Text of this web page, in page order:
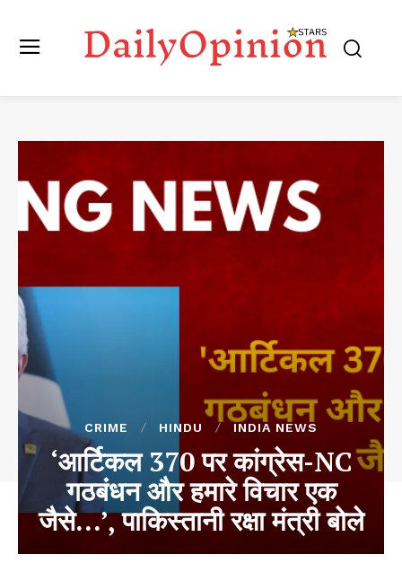
CRIME HINDU INDIA NEWS
‘आर्टिकल 370 पर कांग्रेस-NC
गठबंधन और हमारे विचार एक
जैसे…’, पाकिस्तानी रक्षा मंत्री बोले